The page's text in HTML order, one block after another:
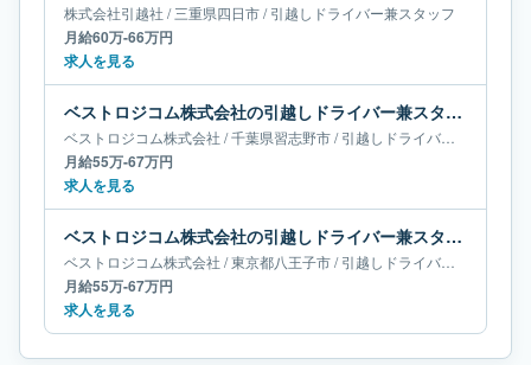
株式会社引越社 /三重県四日市/引越しドライバー兼スタッフ
月給60万-66万円
求人を見る
ベストロジコム株式会社の引越しドライバー兼スタッフ求人｜千葉県習志野市｜月給55万-67万円
ベストロジコム株式会社 /千葉県習志野市/引越しドライバー兼スタッフ
月給55万-67万円
求人を見る
ベストロジコム株式会社の引越しドライバー兼スタッフ求人｜東京都八王子市｜月給55万-67万円
ベストロジコム株式会社 /東京都八王子市/引越しドライバー兼スタッフ
月給55万-67万円
求人を見る